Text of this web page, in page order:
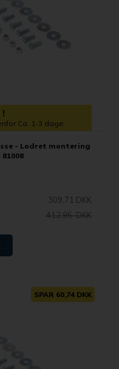
Ca. 1-3 dage
- Lodret montering
81008
309,71 DKK
412,95 DKK
SPAR 60,74 DKK